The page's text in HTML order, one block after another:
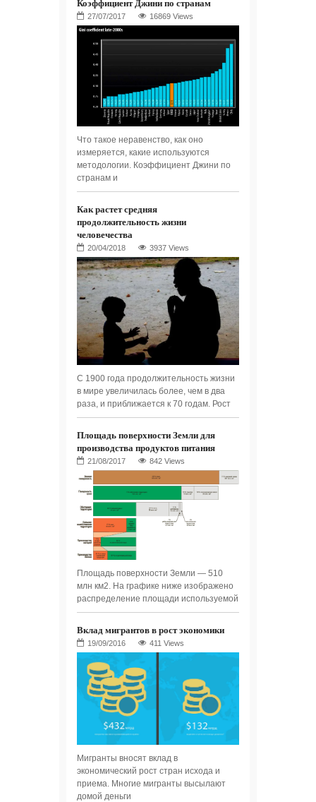
16869 Views
Что такое неравенство, как оно
измеряется, какие используются
методологии. Коэффициент Джини по
странам и
Как растет средняя
продолжительность жизни
человечества
3937 Views
С 1900 года продолжительность жизни
в мире увеличилась более, чем в два
раза, и приближается к 70 годам. Рост
Площадь поверхности Земли для
производства продуктов питания
842 Views
Площадь поверхности Земли — 510
млн км2. На графике ниже изображено
распределение площади используемой
Вклад мигрантов в рост экономики
411 Views
Мигранты вносят вклад в
экономический рост стран исхода и
приема. Многие мигранты высылают
домой деньги